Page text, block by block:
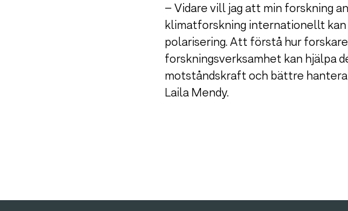
– Vidare vill jag att min forskning
klimatforskning internationellt kan
polarisering. Att förstå hur
forskningsverksamhet kan hjälpa
motståndskraft och bättre
Laila Mendy.